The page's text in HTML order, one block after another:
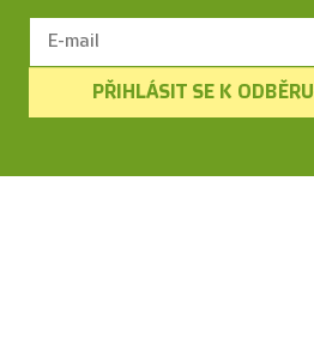
PŘIHLÁSIT SE K ODBĚRU